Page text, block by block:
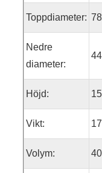
Toppdiameter:
Nedre
diameter:
Höjd:
Vikt:
Volym: